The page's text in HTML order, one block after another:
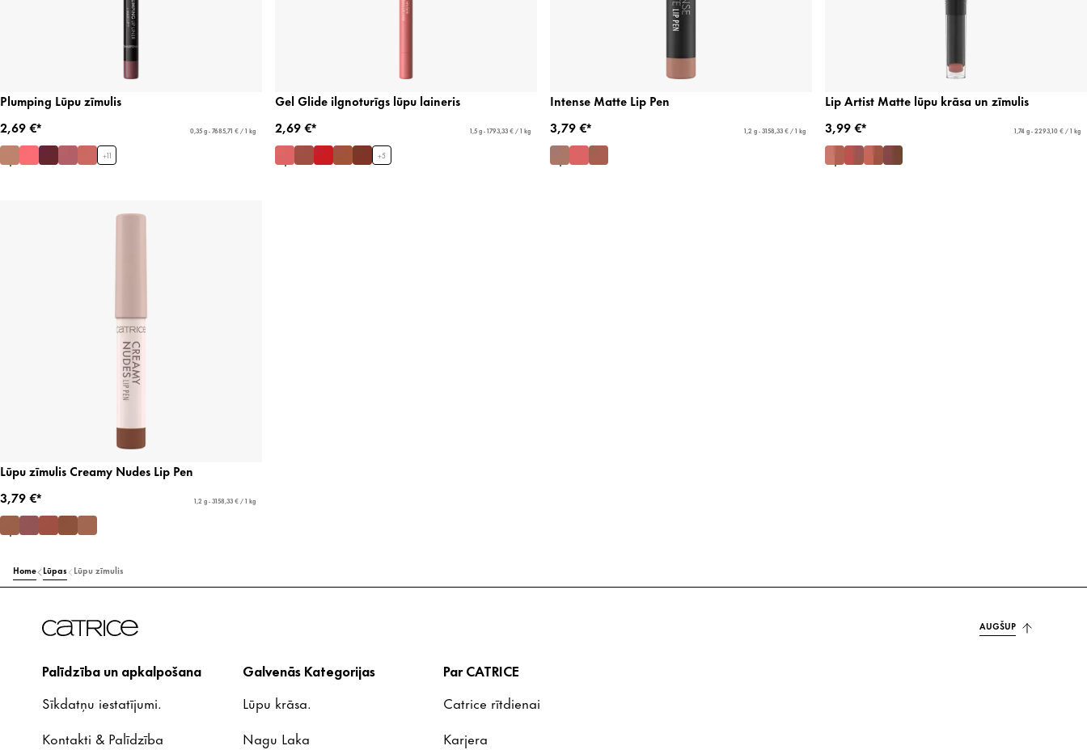
Plumping Lūpu zīmulis
2,69 €*
0,35 g - 7685,71 € / 1 kg
+11
Gel Glide ilgnoturīgs lūpu laineris
2,69 €*
1,5 g - 1793,33 € / 1 kg
+5
Intense Matte Lip Pen
3,79 €*
1,2 g - 3158,33 € / 1 kg
Lip Artist Matte lūpu krāsa un zīmulis
3,99 €*
1,74 g - 2293,10 € / 1 kg
Lūpu zīmulis Creamy Nudes Lip Pen
3,79 €*
1,2 g - 3158,33 € / 1 kg
Home Lūpas Lūpu zīmulis
AUGŠUP
Palīdzība un apkalpošana
Sīkdatņu iestatījumi.
Kontakti & Palīdzība
Galvenās Kategorijas
Lūpu krāsa.
Nagu Laka
Par CATRICE
Catrice rītdienai
Karjera